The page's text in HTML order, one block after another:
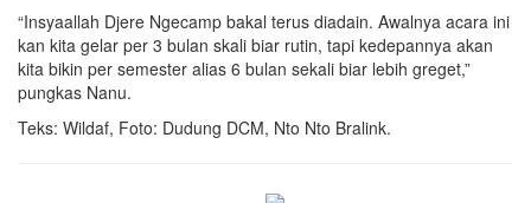
“Insyaallah Djere Ngecamp bakal terus diadain. Awalnya acara ini
kan kita gelar per 3 bulan skali biar rutin, tapi kedepannya akan
kita bikin per semester alias 6 bulan sekali biar lebih greget,”
pungkas Nanu.
Teks: Wildaf, Foto: Dudung DCM, Nto Nto Bralink.